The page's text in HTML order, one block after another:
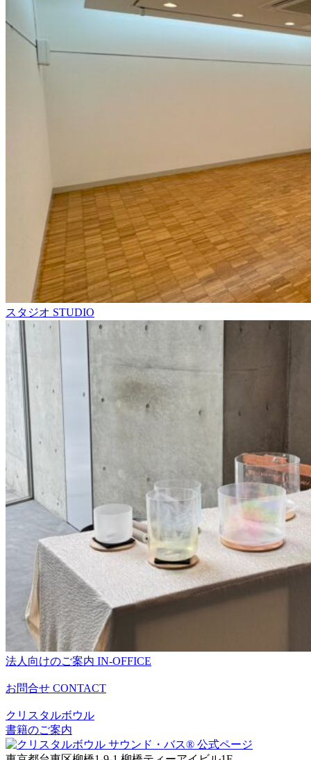
スタジオ STUDIO
法人向けのご案内 IN-OFFICE
お問合せ CONTACT
クリスタルボウル
書籍のご案内